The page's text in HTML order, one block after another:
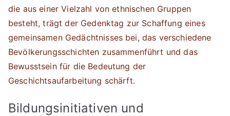
die aus einer Vielzahl von ethnischen Gruppen
besteht, trägt der Gedenktag zur Schaffung eines
gemeinsamen Gedächtnisses bei, das verschiedene
Bevölkerungsschichten zusammenführt und das
Bewusstsein für die Bedeutung der
Geschichtsaufarbeitung schärft.
Bildungsinitiativen und